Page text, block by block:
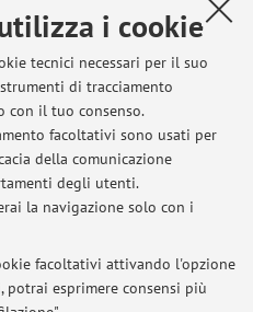
i cookie
tecnici necessari per il suo
di tracciamento
con il tuo consenso.
facoltativi sono usati per
della comunicazione
degli utenti.
la navigazione solo con i
facoltativi attivando l'opzione
potrai esprimere consensi più
Ciclo Unico in
2026 al 16 ottobre
avvisi